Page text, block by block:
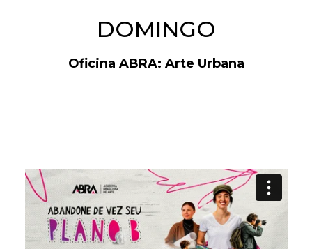
DOMINGO
Oficina ABRA: Arte Urbana